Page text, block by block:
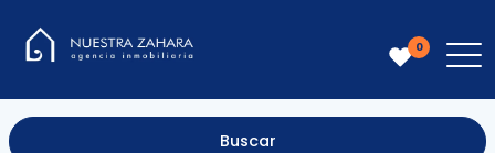
0
Buscar